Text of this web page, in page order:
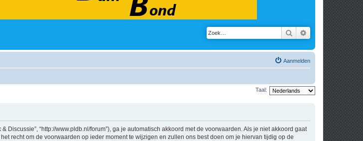
Zoek Uitgebreid zoeken
Aanmelden
Taal:
Discussie”, “http://www.pldb.nl/forum”), ga je automatisch akkoord met de voorwaarden. Als je niet akkoord gaat
recht om de voorwaarden op ieder moment te wijzigen en zullen ons best doen om je hiervan tijdig op de